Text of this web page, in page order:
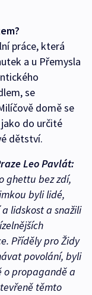
práce, která
a u Přemysla
se
domě se
do určité
dětství.
Leo Pavlát:
ghettu bez zdí,
byli lidé,
lidskost a snažili
Příděly pro Židy
povolání, byli
o propagandě a
těmto